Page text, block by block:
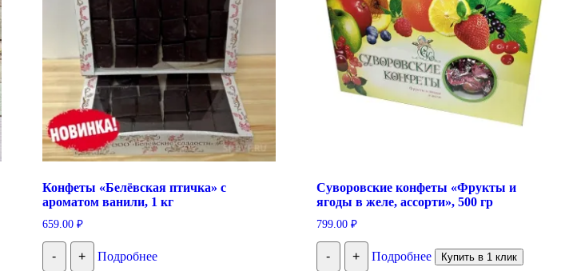
Конфеты «Белёвская птичка» с
ароматом ванили, 1 кг
659.00 ₽
- +
Подробнее
Суворовские конфеты «Фрукты и
ягоды в желе, ассорти», 500 гр
799.00 ₽
- + Подробнее Купить в 1 клик